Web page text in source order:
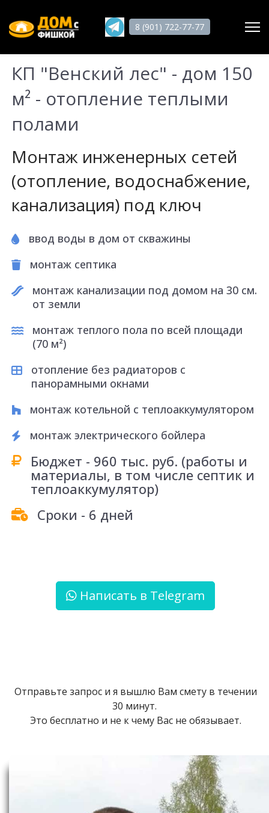
8 (901) 722-77-77
КП "Венский лес" - дом 150
м² - отопление теплыми
полами
Монтаж инженерных сетей
(отопление, водоснабжение,
канализация) под ключ
ввод воды в дом от скважины
монтаж септика
монтаж канализации под домом на 30 см.
от земли
монтаж теплого пола по всей площади
(70 м²)
отопление без радиаторов с
панорамными окнами
монтаж котельной с теплоаккумулятором
монтаж электрического бойлера
Бюджет - 960 тыс. руб. (работы и
материалы, в том числе септик и
теплоаккумулятор)
Сроки - 6 дней
Написать в Telegram
Отправьте запрос и я вышлю Вам смету в течении
30 минут.
Это бесплатно и не к чему Вас не обязывает.
Поиск
Услуги
Статьи
Контакты